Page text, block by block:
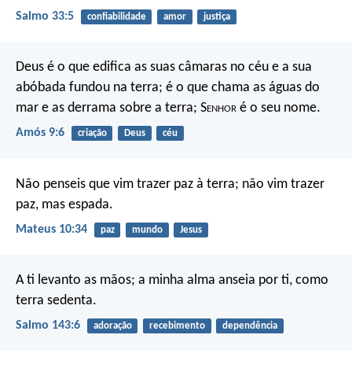
Salmo 33:5 confiabilidade amor justiça
Deus é o que edifica as suas câmaras no céu e a sua
abóbada fundou na terra; é o que chama as águas do
mar e as derrama sobre a terra; Senhor é o seu nome.
Amós 9:6 criação Deus céu
Não penseis que vim trazer paz à terra; não vim trazer
paz, mas espada.
Mateus 10:34 paz mundo Jesus
A ti levanto as mãos; a minha alma anseia por ti, como
terra sedenta.
Salmo 143:6 adoração recebimento dependência